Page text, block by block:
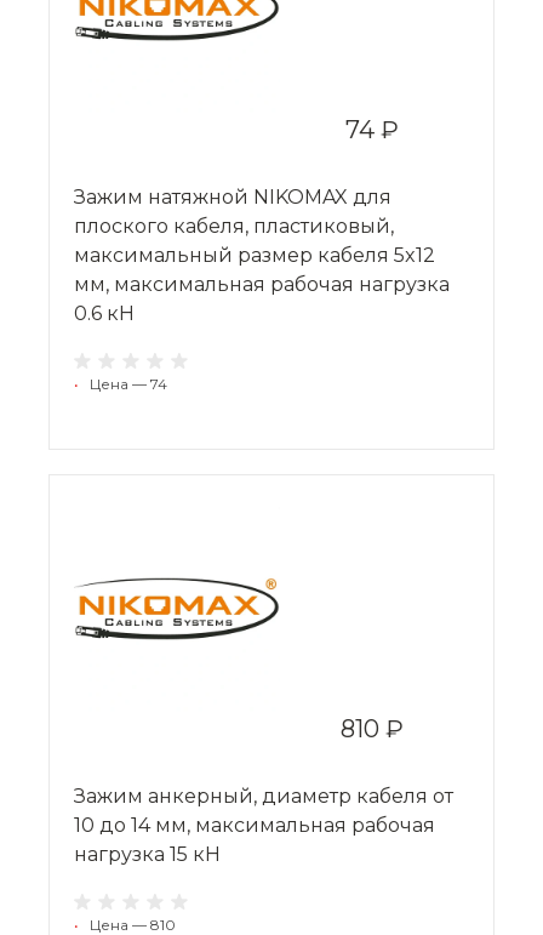
74 ₽
Зажим натяжной NIKOMAX для
плоского кабеля, пластиковый,
максимальный размер кабеля 5x12
мм, максимальная рабочая нагрузка
0.6 кН
• Цена — 74
810 ₽
Зажим анкерный, диаметр кабеля от
10 до 14 мм, максимальная рабочая
нагрузка 15 кН
• Цена — 810